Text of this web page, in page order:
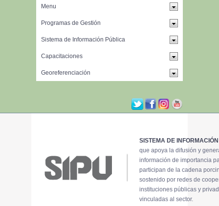
SISTEMA DE
que apoya la difusión y
información de importancia
participan de la cadena
sostenido por redes de
instituciones públicas y
vinculadas al sector.